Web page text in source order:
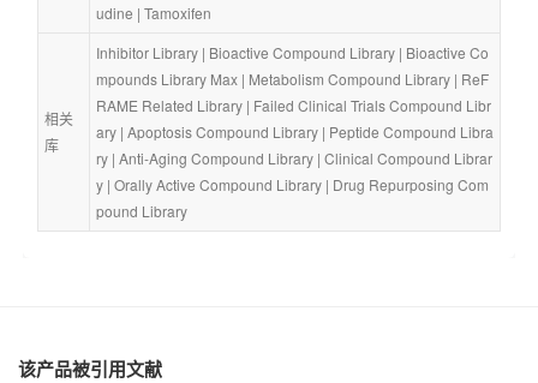
udine | Tamoxifen
相关
库
Inhibitor Library | Bioactive Compound Library | Bioactive Co
mpounds Library Max | Metabolism Compound Library | ReF
RAME Related Library | Failed Clinical Trials Compound Libr
ary | Apoptosis Compound Library | Peptide Compound Libra
ry | Anti-Aging Compound Library | Clinical Compound Librar
y | Orally Active Compound Library | Drug Repurposing Com
pound Library
该产品被引用文献